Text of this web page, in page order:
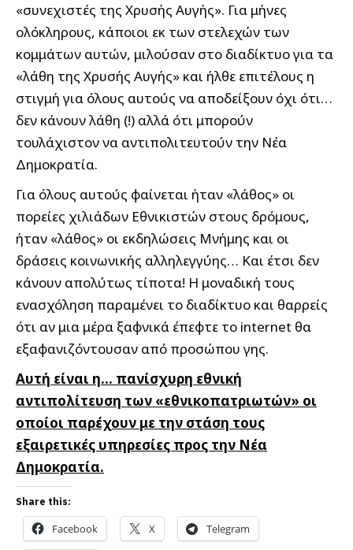
«συνεχιστές της Χρυσής Αυγής». Για μήνες
ολόκληρους, κάποιοι εκ των στελεχών των
κομμάτων αυτών, μιλούσαν στο διαδίκτυο για τα
«λάθη της Χρυσής Αυγής» και ήλθε επιτέλους η
στιγμή για όλους αυτούς να αποδείξουν όχι ότι…
δεν κάνουν λάθη (!) αλλά ότι μπορούν
τουλάχιστον να αντιπολιτευτούν την Νέα
Δημοκρατία.
Για όλους αυτούς φαίνεται ήταν «λάθος» οι
πορείες χιλιάδων Εθνικιστών στους δρόμους,
ήταν «λάθος» οι εκδηλώσεις Μνήμης και οι
δράσεις κοινωνικής αλληλεγγύης… Και έτσι δεν
κάνουν απολύτως τίποτα! Η μοναδική τους
ενασχόληση παραμένει το διαδίκτυο και θαρρείς
ότι αν μια μέρα ξαφνικά έπεφτε το internet θα
εξαφανιζόντουσαν από προσώπου γης.
Αυτή είναι η… πανίσχυρη εθνική
αντιπολίτευση των «εθνικοπατριωτών» οι
οποίοι παρέχουν με την στάση τους
εξαιρετικές υπηρεσίες προς την Νέα
Δημοκρατία.
Share this:
Facebook X Telegram